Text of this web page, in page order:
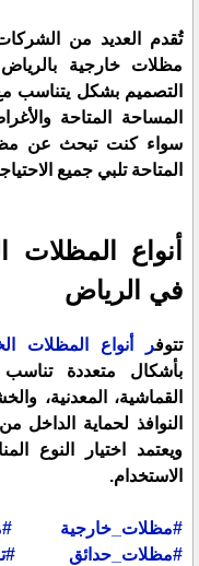
تُقدم العديد من
مظلات خارجية
التصميم بشكل يتناسب
المساحة المتاحة
سواء كنت تبحث عن
المتاحة تلبي جميع
أنواع المظلات
في الرياض
تتوفر أنواع المظلات
بأشكال متعددة تناسب
القماشية، المعدنية،
النوافذ لحماية الداخل
ويعتمد اختيار النوع
الاستخدام.
#مظلات_خارجية
#مظلات_حدائق